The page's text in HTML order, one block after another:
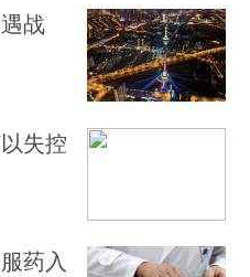
战
失控
药入